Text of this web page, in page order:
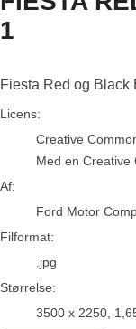
1
Fiesta Red og Black
Ford Motor Company
Licens:
Creative
Med en Creative
Af:
Ford Motor
Filformat:
.jpg
Størrelse:
3500 x 2250,